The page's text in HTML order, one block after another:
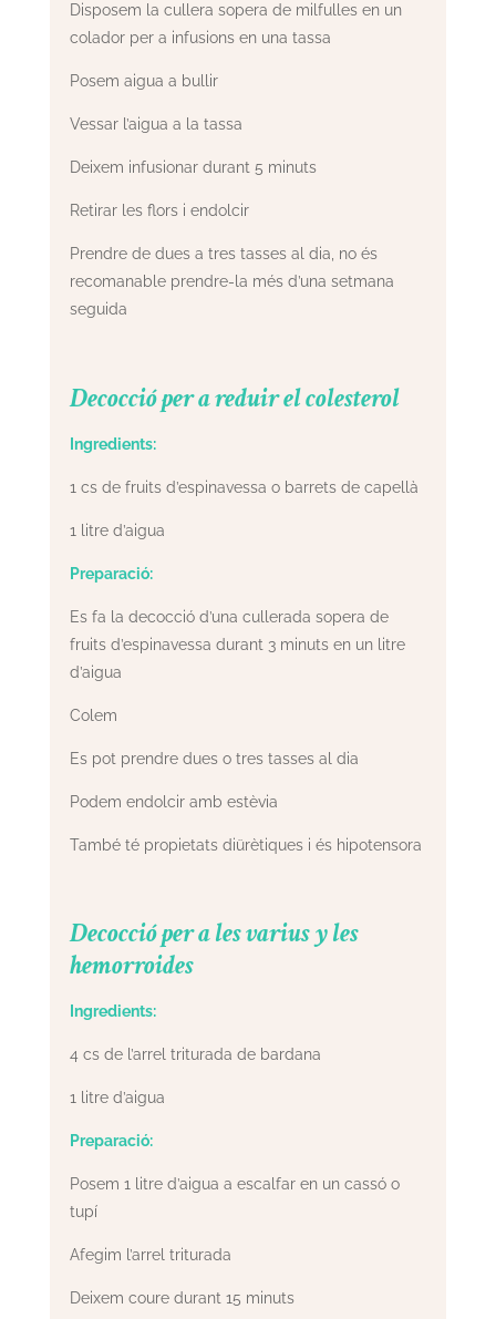
Disposem la cullera sopera de milfulles en un
colador per a infusions en una tassa
Posem aigua a bullir
Vessar l’aigua a la tassa
Deixem infusionar durant 5 minuts
Retirar les flors i endolcir
Prendre de dues a tres tasses al dia, no és
recomanable prendre-la més d’una setmana
seguida
Decocció per a reduir el colesterol
Ingredients:
1 cs de fruits d’espinavessa o barrets de capellà
1 litre d’aigua
Preparació:
Es fa la decocció d’una cullerada sopera de
fruits d’espinavessa durant 3 minuts en un litre
d’aigua
Colem
Es pot prendre dues o tres tasses al dia
Podem endolcir amb estèvia
També té propietats diürètiques i és hipotensora
Decocció per a les varius y les
hemorroides
Ingredients:
4 cs de l’arrel triturada de bardana
1 litre d’aigua
Preparació:
Posem 1 litre d’aigua a escalfar en un cassó o
tupí
Afegim l’arrel triturada
Deixem coure durant 15 minuts